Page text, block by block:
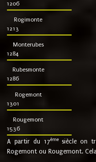
1206
Rogimonte
1213
Monterubes
1284
Rubesmonte
1286
Rogemont
1301
Rougemont
1536
A partir du 17ème siècle on
Rogemont ou Rougemont.